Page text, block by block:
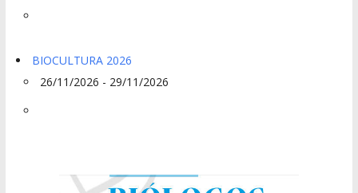
BIOCULTURA 2026
26/11/2026 - 29/11/2026